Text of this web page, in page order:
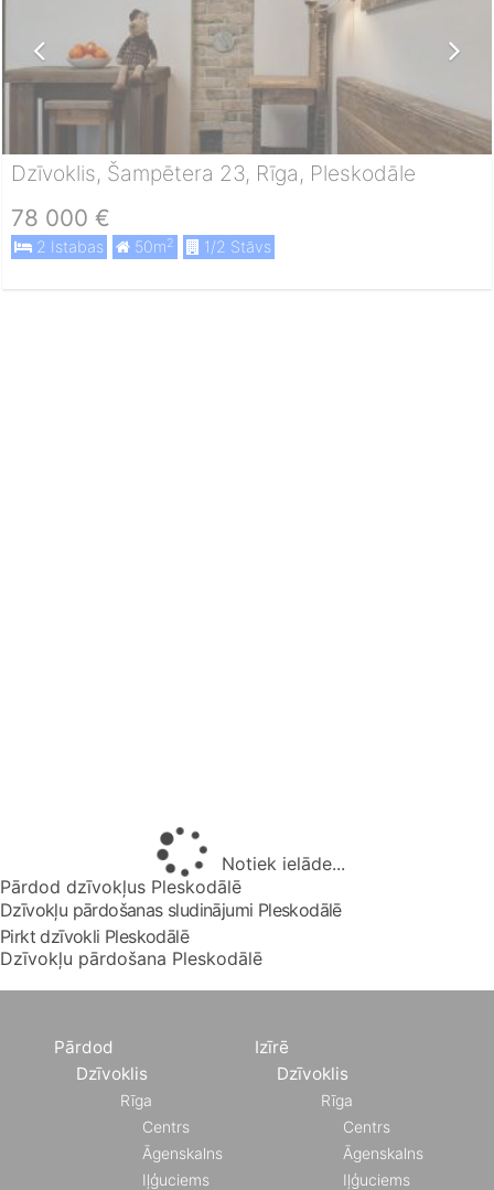
Dzīvoklis, Šampētera 23, Rīga, Pleskodāle
78 000 €
2 Istabas 50m2 1/2 Stāvs
Notiek ielāde...
Pārdod dzīvokļus Pleskodālē
Dzīvokļu pārdošanas sludinājumi Pleskodālē
Pirkt dzīvokli Pleskodālē
Dzīvokļu pārdošana Pleskodālē
Pārdod
Dzīvoklis
Rīga
Centrs
Āgenskalns
Iļģuciems
Izīrē
Dzīvoklis
Rīga
Centrs
Āgenskalns
Iļģuciems